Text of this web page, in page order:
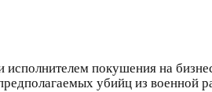
покушения на
убийц из военной